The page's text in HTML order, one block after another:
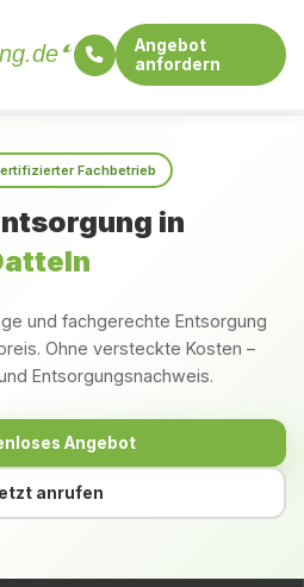
Angebot
anfordern
Fachbetrieb
in
und fachgerechte Entsorgung
Ohne versteckte Kosten –
Entsorgungsnachweis.
Angebot
anrufen